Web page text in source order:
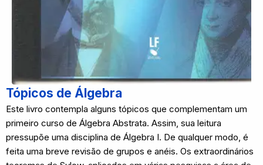
Tópicos de Álgebra
Este livro contempla alguns tópicos que complementam um
primeiro curso de Álgebra Abstrata. Assim, sua leitura
pressupõe uma disciplina de Álgebra I. De qualquer modo, é
feita uma breve revisão de grupos e anéis. Os extraordinários